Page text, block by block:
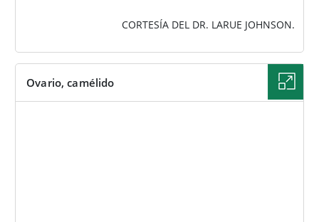
CORTESÍA DEL DR. LARUE JOHNSON.
Ovario, camélido